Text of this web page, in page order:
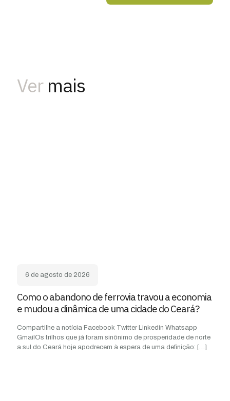
Ver mais
6 de agosto de 2026
Como o abandono de ferrovia travou a economia
e mudou a dinâmica de uma cidade do Ceará?
Compartilhe a notícia Facebook Twitter Linkedin Whatsapp
GmailOs trilhos que já foram sinônimo de prosperidade de norte
a sul do Ceará hoje apodrecem à espera de uma definição: […]